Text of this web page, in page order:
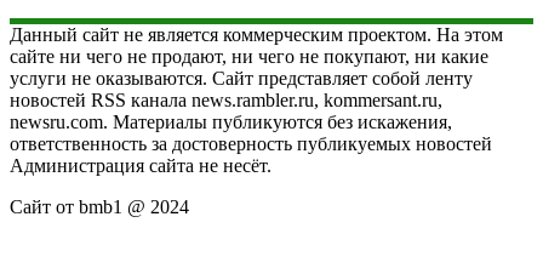
Данный сайт не является коммерческим проектом. На этом
сайте ни чего не продают, ни чего не покупают, ни какие
услуги не оказываются. Сайт представляет собой ленту
новостей RSS канала news.rambler.ru, kommersant.ru,
newsru.com. Материалы публикуются без искажения,
ответственность за достоверность публикуемых новостей
Администрация сайта не несёт.
Сайт от bmb1 @ 2024